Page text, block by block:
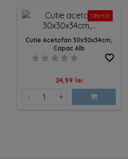
Ofertă!
Cutie Acetofan 30x30x34cm,
Capac Alb
Pret
24,99 lei
- +